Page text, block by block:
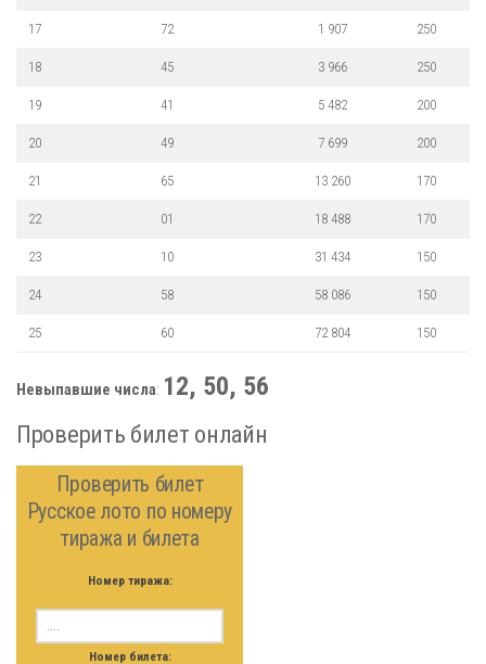
17 72 1 907 250
18 45 3 966 250
19 41 5 482 200
20 49 7 699 200
21 65 13 260 170
22 01 18 488 170
23 10 31 434 150
24 58 58 086 150
25 60 72 804 150
Невыпавшие числа: 12, 50, 56
Проверить билет онлайн
Проверить билет
Русское лото по номеру
тиража и билета
Номер тиража:
Номер билета: